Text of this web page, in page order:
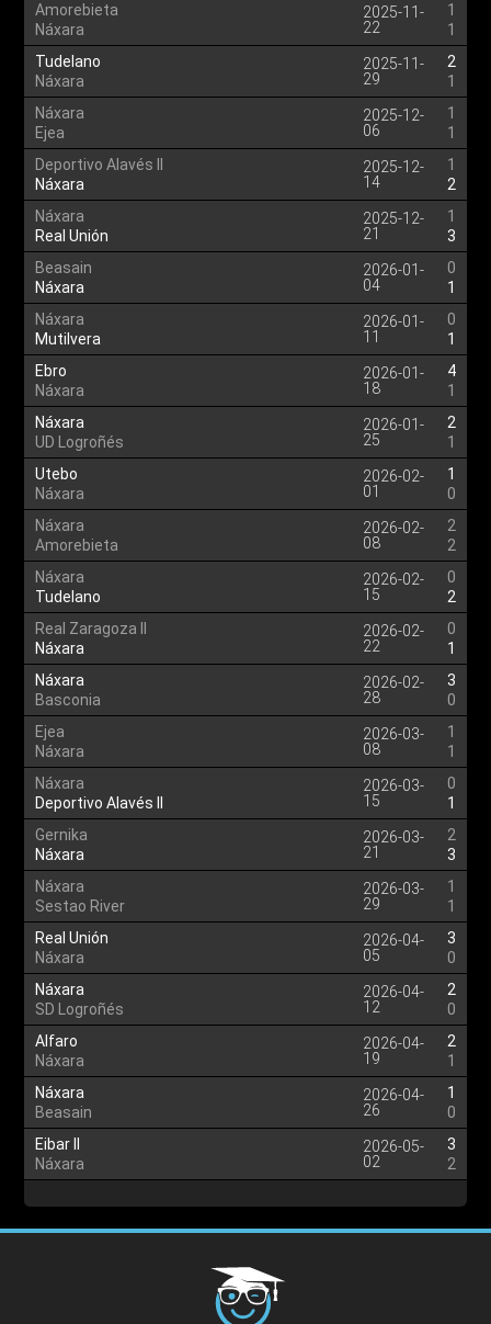
Amorebieta
Náxara
2025-11-
22
1
1
Tudelano
Náxara
2025-11-
29
2
1
Náxara
Ejea
2025-12-
06
1
1
Deportivo Alavés II
Náxara
2025-12-
14
1
2
Náxara
Real Unión
2025-12-
21
1
3
Beasain
Náxara
2026-01-
04
0
1
Náxara
Mutilvera
2026-01-
11
0
1
Ebro
Náxara
2026-01-
18
4
1
Náxara
UD Logroñés
2026-01-
25
2
1
Utebo
Náxara
2026-02-
01
1
0
Náxara
Amorebieta
2026-02-
08
2
2
Náxara
Tudelano
2026-02-
15
0
2
Real Zaragoza II
Náxara
2026-02-
22
0
1
Náxara
Basconia
2026-02-
28
3
0
Ejea
Náxara
2026-03-
08
1
1
Náxara
Deportivo Alavés II
2026-03-
15
0
1
Gernika
Náxara
2026-03-
21
2
3
Náxara
Sestao River
2026-03-
29
1
1
Real Unión
Náxara
2026-04-
05
3
0
Náxara
SD Logroñés
2026-04-
12
2
0
Alfaro
Náxara
2026-04-
19
2
1
Náxara
Beasain
2026-04-
26
1
0
Eibar II
Náxara
2026-05-
02
3
2